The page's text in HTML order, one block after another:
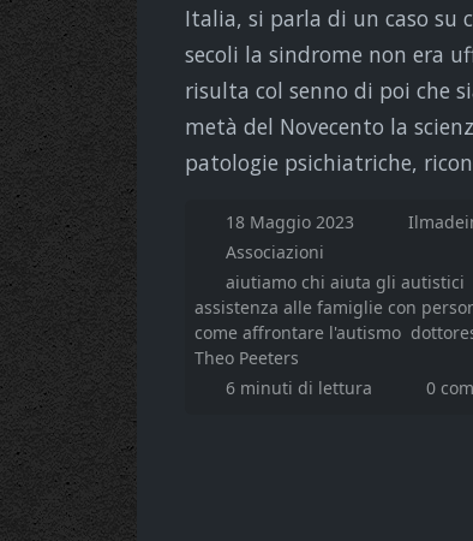
Italia, si parla di un caso su
secoli la sindrome non era
risulta col senno di poi che
metà del Novecento la
patologie psichiatriche,
18 Maggio 2023
Associazioni
aiutiamo chi aiuta gli autistici
assistenza alle famiglie con
come affrontare l'autismo
Theo Peeters
6 minuti di lettura
0